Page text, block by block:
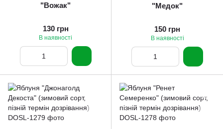
"Вожак"
130 грн
В наявності
"Медок"
150 грн
В наявності